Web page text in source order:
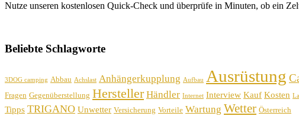
Nutze unseren kostenlosen Quick-Check und überprüfe in Minuten, ob ein
Beliebte Schlagworte
3DOG camping Abbau Achslast Anhängerkupplung Aufbau Ausrüstung
Fragen Gegenüberstellung Hersteller Händler Internet Interview Kauf Kosten
Tipps TRIGANO Unwetter Versicherung Vorteile Wartung Wetter Österreich